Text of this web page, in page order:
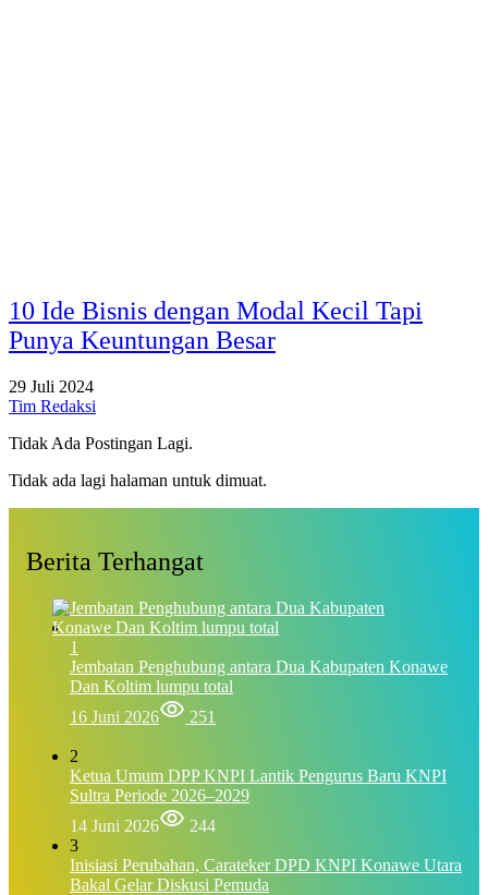
10 Ide Bisnis dengan Modal Kecil Tapi
Punya Keuntungan Besar
29 Juli 2024
Tim Redaksi
Tidak Ada Postingan Lagi.
Tidak ada lagi halaman untuk dimuat.
Berita Terhangat
1
Jembatan Penghubung antara Dua Kabupaten Konawe
Dan Koltim lumpu total
16 Juni 2026
251
2
Ketua Umum DPP KNPI Lantik Pengurus Baru KNPI
Sultra Periode 2026–2029
14 Juni 2026
244
3
Inisiasi Perubahan, Carateker DPD KNPI Konawe Utara
Bakal Gelar Diskusi Pemuda